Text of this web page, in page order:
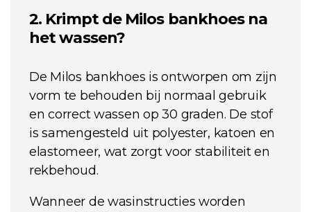
2. Krimpt de Milos bankhoes na
het wassen?
De Milos bankhoes is ontworpen om zijn
vorm te behouden bij normaal gebruik
en correct wassen op 30 graden. De stof
is samengesteld uit polyester, katoen en
elastomeer, wat zorgt voor stabiliteit en
rekbehoud.
Wanneer de wasinstructies worden